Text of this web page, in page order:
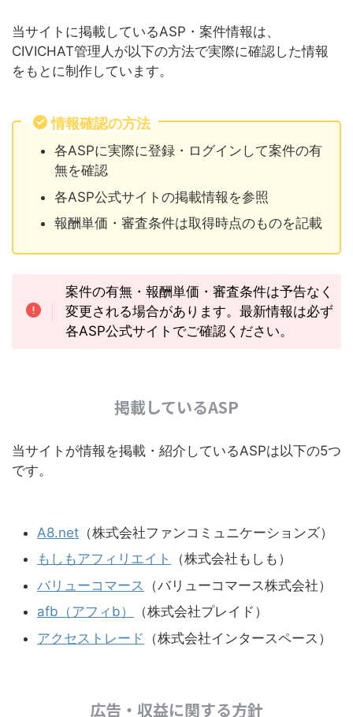
当サイトに掲載しているASP・案件情報は、
CIVICHAT管理人が以下の方法で実際に確認した情報
をもとに制作しています。
情報確認の方法
各ASPに実際に登録・ログインして案件の有
無を確認
各ASP公式サイトの掲載情報を参照
報酬単価・審査条件は取得時点のものを記載
案件の有無・報酬単価・審査条件は予告なく
変更される場合があります。最新情報は必ず
各ASP公式サイトでご確認ください。
掲載しているASP
当サイトが情報を掲載・紹介しているASPは以下の5つ
です。
A8.net （株式会社ファンコミュニケーションズ）
もしもアフィリエイト
（株式会社もしも）
バリューコマース
（バリューコマース株式会社）
afb（アフィb）
（株式会社プレイド）
アクセストレード （株式会社インタースペース）
広告・収益に関する方針